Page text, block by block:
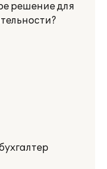
решение для